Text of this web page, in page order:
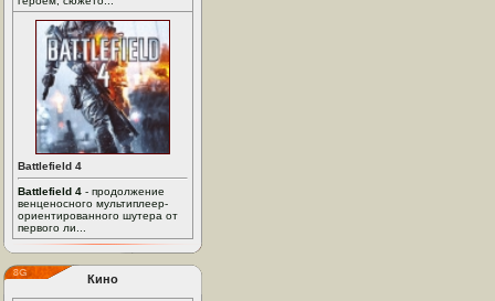
Battlefield 4
Battlefield 4 - продолжение
венценосного мультиплеер-
ориентированного шутера от
первого ли...
Кино